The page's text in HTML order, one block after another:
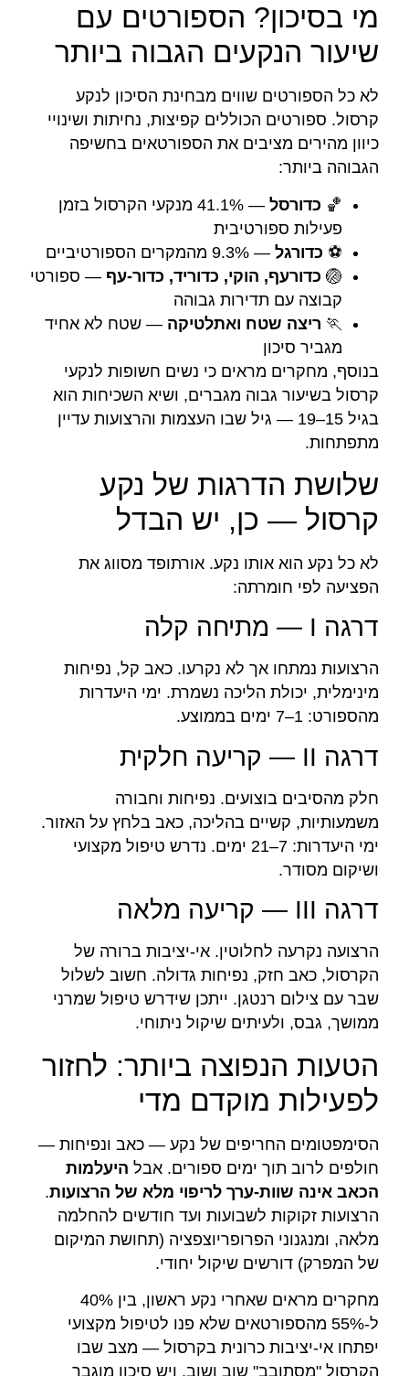
מי בסיכון? הספורטים עם
שיעור הנקעים הגבוה ביותר
לא כל הספורטים שווים מבחינת הסיכון לנקע
קרסול. ספורטים הכוללים קפיצות, נחיתות ושינויי
כיוון מהירים מציבים את הספורטאים בחשיפה
הגבוהה ביותר:
🏀 כדורסל
— 41.1% מנקעי הקרסול בזמן
פעילות ספורטיבית
⚽ כדורגל — 9.3% מהמקרים הספורטיביים
🏐 כדורעף, הוקי, כדוריד, כדור-עף — ספורטי
קבוצה עם תדירות גבוהה
🏃 ריצה שטח ואתלטיקה — שטח לא אחיד
מגביר סיכון
בנוסף, מחקרים מראים כי נשים חשופות לנקעי
קרסול בשיעור גבוה מגברים, ושיא השכיחות הוא
בגיל 15–19 — גיל שבו העצמות והרצועות עדיין
מתפתחות.
שלושת הדרגות של נקע
קרסול — כן, יש הבדל
לא כל נקע הוא אותו נקע. אורתופד מסווג את
הפציעה לפי חומרתה:
דרגה I — מתיחה קלה
הרצועות נמתחו אך לא נקרעו. כאב קל, נפיחות
מינימלית, יכולת הליכה נשמרת. ימי היעדרות
מהספורט: 1–7 ימים בממוצע.
דרגה II — קריעה חלקית
חלק מהסיבים בוצועים. נפיחות וחבורה
משמעותיות, קשיים בהליכה, כאב בלחץ על האזור.
ימי היעדרות: 7–21 ימים. נדרש טיפול מקצועי
ושיקום מסודר.
דרגה III — קריעה מלאה
הרצועה נקרעה לחלוטין. אי-יציבות ברורה של
הקרסול, כאב חזק, נפיחות גדולה. חשוב לשלול
שבר עם צילום רנטגן. ייתכן שידרש טיפול שמרני
ממושך, גבס, ולעיתים שיקול ניתוחי.
הטעות הנפוצה ביותר: לחזור
לפעילות מוקדם מדי
הסימפטומים החריפים של נקע — כאב ונפיחות —
חולפים לרוב תוך ימים ספורים. אבל היעלמות
הכאב אינה שוות-ערך לריפוי מלא של הרצועות.
הרצועות זקוקות לשבועות ועד חודשים להחלמה
מלאה, ומנגנוני הפרופריוצפציה (תחושת המיקום
של המפרק) דורשים שיקול יחודי.
מחקרים מראים שאחרי נקע ראשון, בין 40%
ל-55% מהספורטאים שלא פנו לטיפול מקצועי
יפתחו אי-יציבות כרונית בקרסול — מצב שבו
הקרסול "מסתובב" שוב ושוב, ויש סיכון מוגבר